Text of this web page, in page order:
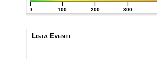
|
0
|
100
|
200
|
300
Lista Eventi